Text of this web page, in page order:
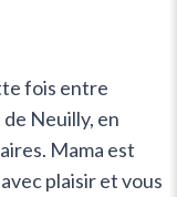
fois entre
Neuilly, en
Mama est
plaisir et vous